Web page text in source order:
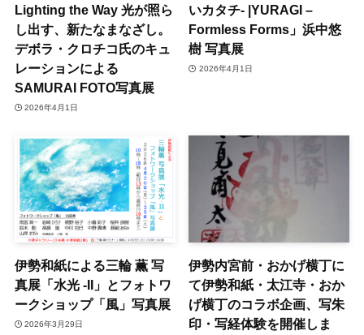
Lighting the Way 光が照ら
し出す、新たなまなざし。
デボラ・クロチコ氏のキュ
レーションによる
SAMURAI FOTO写真展
2026年4月1日
いカタチ- |YURAGI –
Formless Forms」浜中悠
樹 写真展
2026年4月1日
伊勢和紙による三輪 薫 写
真展「水光 -II」とフォトワ
ークショップ「風」写真展
2026年3月29日
伊勢内宮前・おかげ横丁に
て伊勢和紙・太江寺・おか
げ横丁のコラボ企画、写朱
印・写経体験を開催しま